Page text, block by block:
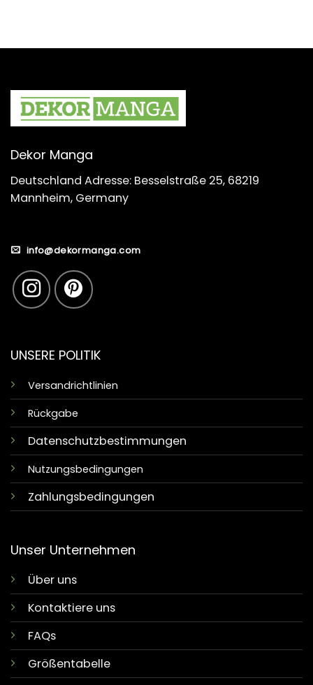
Dekor Manga
Deutschland Adresse: Besselstraße 25, 68219
Mannheim, Germany
info@dekormanga.com
UNSERE POLITIK
Versandrichtlinien
Rückgabe
Datenschutzbestimmungen
Nutzungsbedingungen
Zahlungsbedingungen
Unser Unternehmen
Über uns
Kontaktiere uns
FAQs
Größentabelle